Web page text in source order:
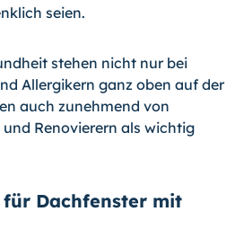
seien.
stehen nicht nur bei
Allergikern ganz oben auf der
auch zunehmend von
Reno­vierern als wichtig
Dachfenster mit